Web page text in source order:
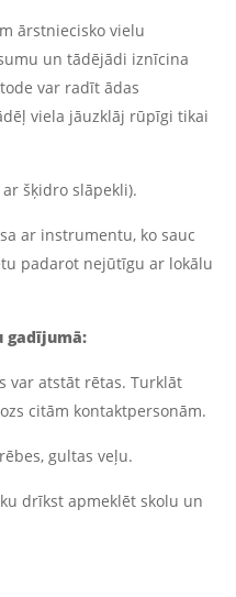
ārstniecisko vielu
un tādējādi iznīcina
var radīt ādas
viela jāuzklāj rūpīgi tikai
šķidro slāpekli).
ar instrumentu, ko sauc
padarot nejūtīgu ar lokālu
gadījumā:
var atstāt rētas. Turklāt
citām kontaktpersonām.
gultas veļu.
drīkst apmeklēt skolu un